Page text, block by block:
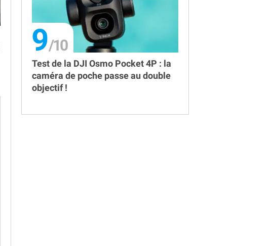
9
Test de la DJI Osmo Pocket 4P : la
caméra de poche passe au double
objectif !